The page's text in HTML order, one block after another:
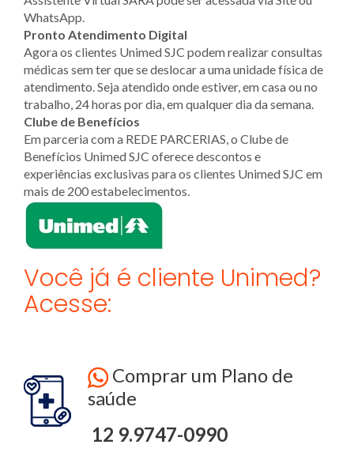
WhatsApp.
Pronto Atendimento Digital
Agora os clientes Unimed SJC podem realizar consultas
médicas sem ter que se deslocar a uma unidade física de
atendimento. Seja atendido onde estiver, em casa ou no
trabalho, 24 horas por dia, em qualquer dia da semana.
Clube de Benefícios
Em parceria com a REDE PARCERIAS, o Clube de
Benefícios Unimed SJC oferece descontos e
experiências exclusivas para os clientes Unimed SJC em
mais de 200 estabelecimentos.
Você já é cliente Unimed?
Acesse:
Comprar um Plano de
saúde
12 9.9747-0990